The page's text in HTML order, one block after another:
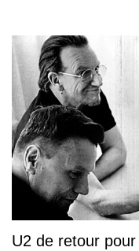
U2 de retour